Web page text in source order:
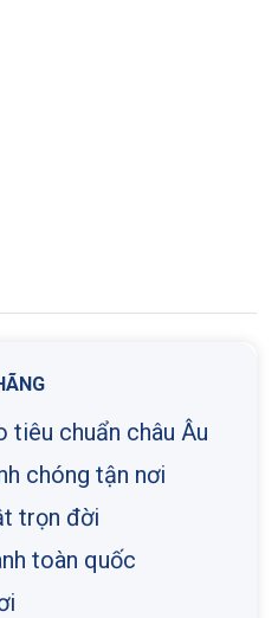
tiêu chuẩn châu Âu
chóng tận nơi
trọn đời
toàn quốc